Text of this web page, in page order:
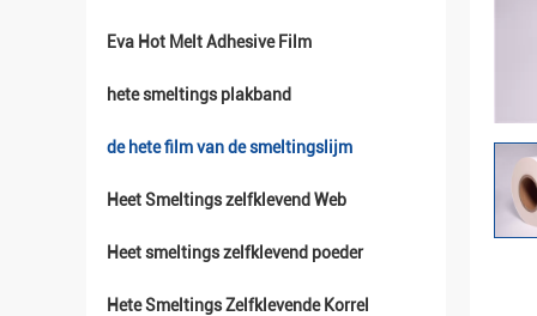
Eva Hot Melt Adhesive Film
hete smeltings plakband
de hete film van de smeltingslijm
Heet Smeltings zelfklevend Web
Heet smeltings zelfklevend poeder
Hete Smeltings Zelfklevende Korrel